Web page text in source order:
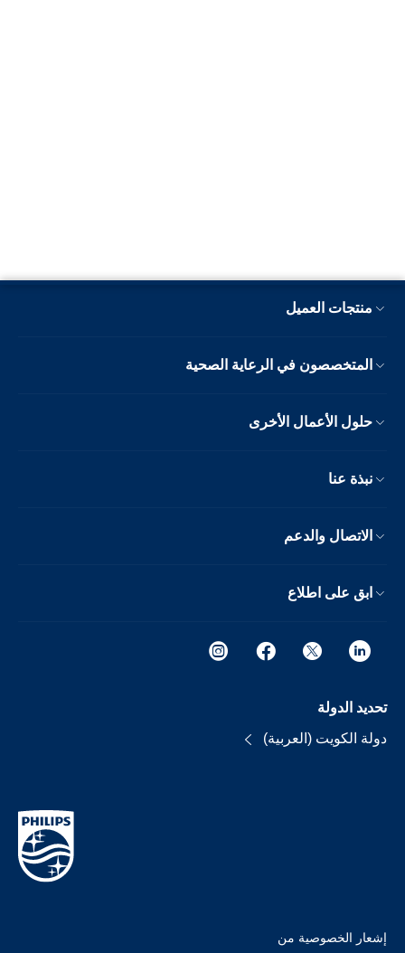
منتجات العميل
المتخصصون في الرعاية الصحية
حلول الأعمال الأخرى
نبذة عنا
الاتصال والدعم
ابق على اطلاع
تحديد الدولة
دولة الكويت (العربية)
إشعار الخصوصية من